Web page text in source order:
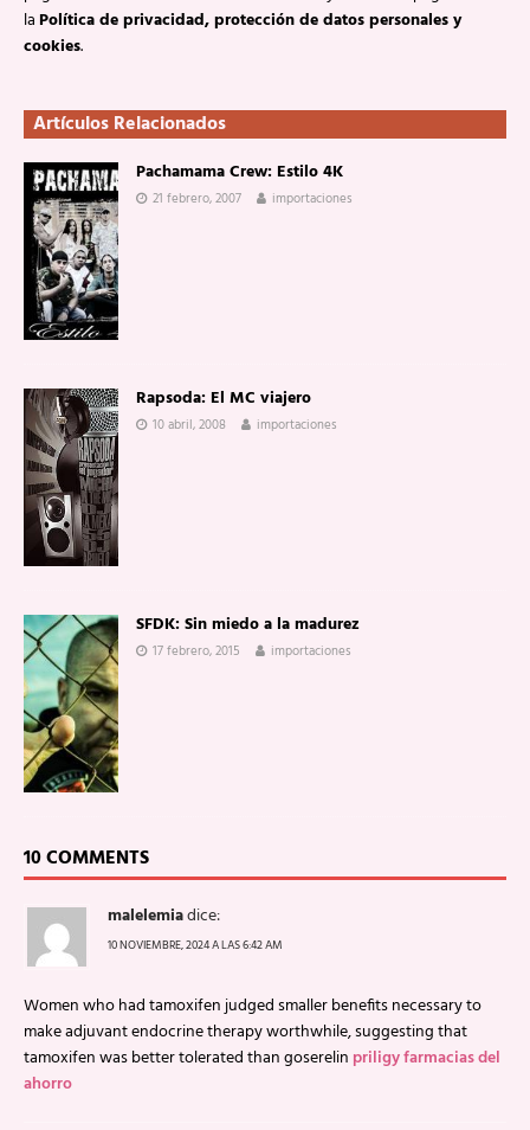
laPolítica de privacidad, protección de datos personales y
cookies.
Artículos Relacionados
Pachamama Crew: Estilo 4K
21 febrero, 2007 importaciones
Rapsoda: El MC viajero
10 abril, 2008 importaciones
SFDK: Sin miedo a la madurez
17 febrero, 2015 importaciones
10 COMMENTS
malelemiadice:
10 NOVIEMBRE, 2024 A LAS 6:42 AM
Women who had tamoxifen judged smaller benefits necessary to
make adjuvant endocrine therapy worthwhile, suggesting that
tamoxifen was better tolerated than goserelin priligy farmacias del
ahorro